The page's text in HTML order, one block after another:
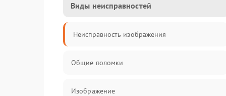
Виды неисправностей
Неисправность изображения
Общие поломки
Изображение